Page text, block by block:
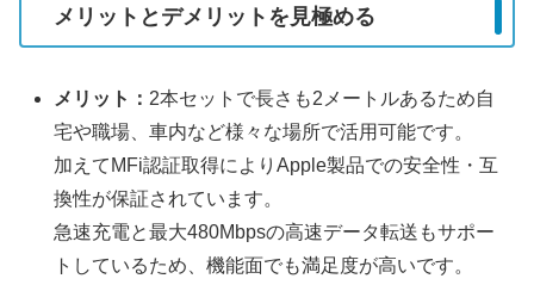
メリットとデメリットを見極める
メリット： 2本セットで長さも2メートルあるため自
宅や職場、車内など様々な場所で活用可能です。
加えてMFi認証取得によりApple製品での安全性・互
換性が保証されています。
急速充電と最大480Mbpsの高速データ転送もサポー
トしているため、機能面でも満足度が高いです。